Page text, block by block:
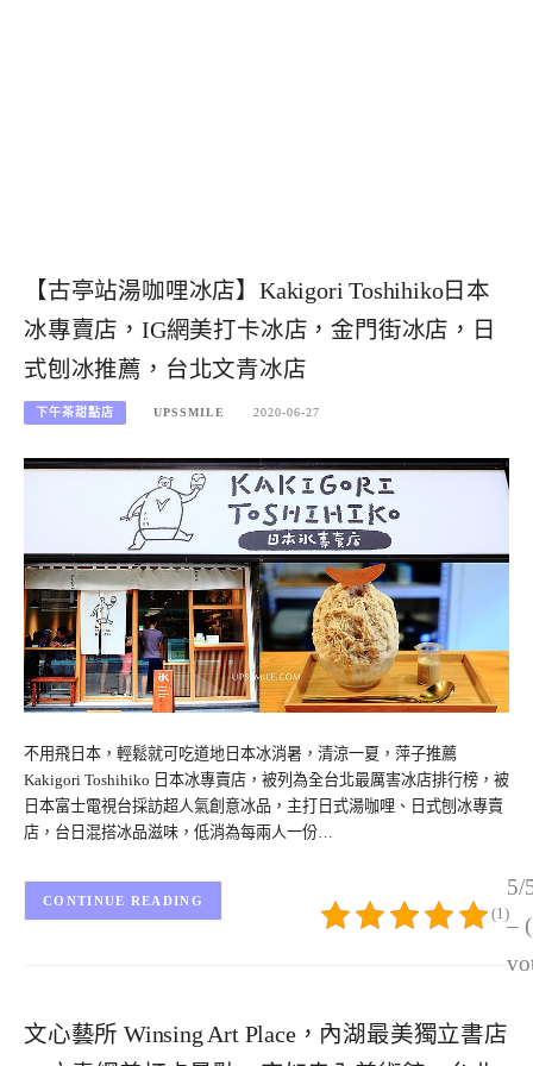
【古亭站湯咖哩冰店】Kakigori Toshihiko日本
冰專賣店，IG網美打卡冰店，金門街冰店，日
式刨冰推薦，台北文青冰店
下午茶甜點店 UPSSMILE 2020-06-27
不用飛日本，輕鬆就可吃道地日本冰消暑，清涼一夏，萍子推薦
Kakigori Toshihiko 日本冰專賣店，被列為全台北最厲害冰店排行榜，被
日本富士電視台採訪超人氣創意冰品，主打日式湯咖哩、日式刨冰專賣
店，台日混搭冰品滋味，低消為每兩人一份…
5/
–
(1)
CONTINUE READING
文心藝所 Winsing Art Place，內湖最美獨立書店